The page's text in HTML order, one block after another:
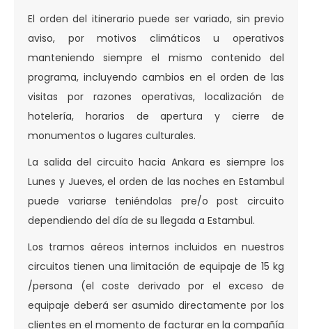
El orden del itinerario puede ser variado, sin previo
aviso, por motivos climáticos u operativos
manteniendo siempre el mismo contenido del
programa, incluyendo cambios en el orden de las
visitas por razones operativas, localización de
hotelería, horarios de apertura y cierre de
monumentos o lugares culturales.
La salida del circuito hacia Ankara es siempre los
Lunes y Jueves, el orden de las noches en Estambul
puede variarse teniéndolas pre/o post circuito
dependiendo del día de su llegada a Estambul.
Los tramos aéreos internos incluidos en nuestros
circuitos tienen una limitación de equipaje de 15 kg
/persona (el coste derivado por el exceso de
equipaje deberá ser asumido directamente por los
clientes en el momento de facturar en la compañía